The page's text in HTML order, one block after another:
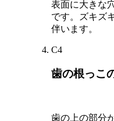
表面に大きな
です。ズキズ
伴います。
C4
歯の根っこ
歯の上の部分